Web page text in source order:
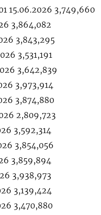
15.06.2026 3,749,660
3,864,082
3,843,295
3,531,191
3,642,839
3,973,914
3,874,880
2,809,723
3,592,314
3,854,056
3,859,894
3,938,973
3,139,424
3,470,880